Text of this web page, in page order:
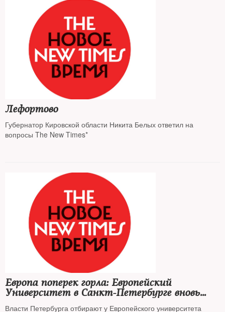
Лефортово
Губернатор Кировской области Никита Белых ответил на
вопросы The New Times*
Европа поперек горла: Европейский
Университет в Санкт-Петербурге вновь
пытаются закрыть
Власти Петербурга отбирают у Европейского университета